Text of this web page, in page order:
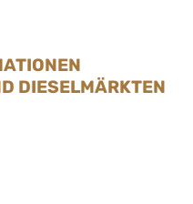
DIESELMÄRKTEN